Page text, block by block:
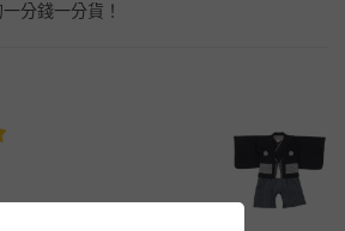
分錢一分貨！